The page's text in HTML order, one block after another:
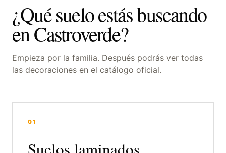
¿Qué suelo estás buscando
en Castroverde?
Empieza por la familia. Después podrás ver todas
las decoraciones en el catálogo oficial.
01